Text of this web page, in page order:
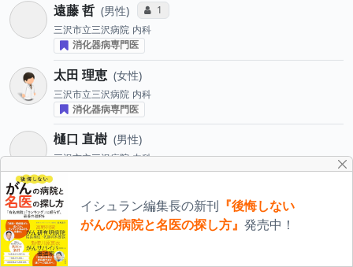
遠藤 哲 男性 コミュニケーション・タイプ投票数
1
三沢市立三沢病院 内科
消化器病専門医
太田 理恵 女性
三沢市立三沢病院 内科
消化器病専門医
樋口 直樹 男性
三沢市立三沢病院 内科
消化器病専門医
高杉 かおり 女性
三沢市立三沢病院 内科
伊東 なつみ
イシュラン編集長の新刊
『後悔しない
がんの病院と名医の探し方』 発売中！